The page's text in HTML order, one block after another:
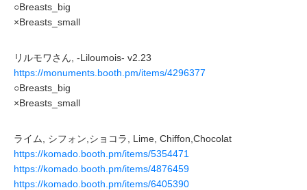
○Breasts_big
×Breasts_small
リルモワさん, -Liloumois- v2.23
https://monuments.booth.pm/items/4296377
○Breasts_big
×Breasts_small
ライム, シフォン,ショコラ, Lime, Chiffon,Chocolat
https://komado.booth.pm/items/5354471
https://komado.booth.pm/items/4876459
https://komado.booth.pm/items/6405390